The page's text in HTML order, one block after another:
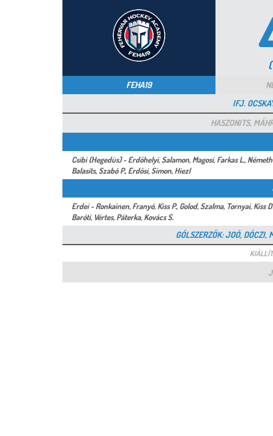
FEHA19
IFJ.
HASZONITS,
Csibi (Hegedüs) - Erdőhelyi, Salamon, Magosi, Farkas L.,
Balasits, Szabó P., Erdősi, Simon, Hiezl
Erdei - Ronkainen, Franyó, Kiss P., Golod, Szalma, Tornyai, Kiss
Baróti, Vértes, Páterka, Kovács S.
GÓLSZERZŐK: JOÓ,